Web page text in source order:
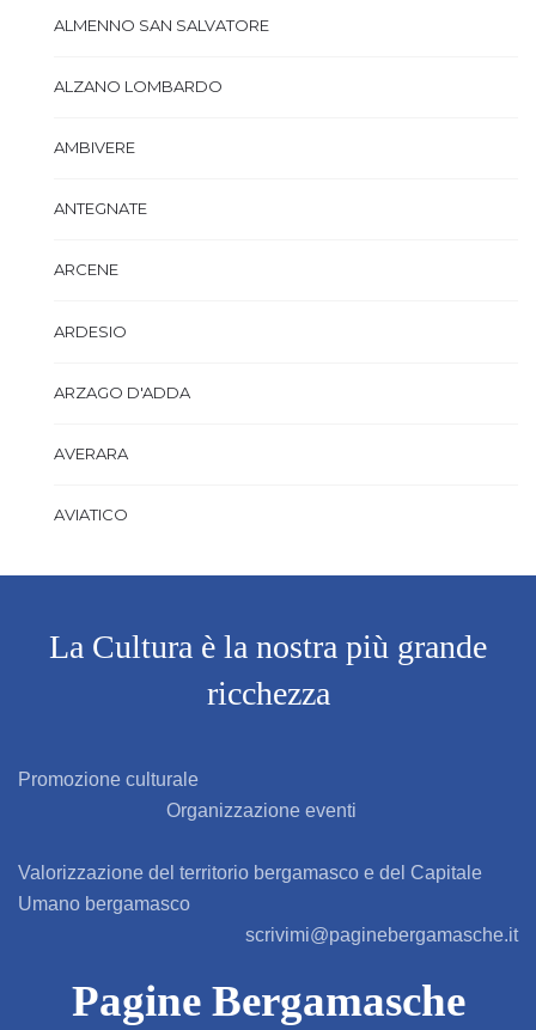
ALMENNO SAN SALVATORE
ALZANO LOMBARDO
AMBIVERE
ANTEGNATE
ARCENE
ARDESIO
ARZAGO D'ADDA
AVERARA
AVIATICO
AZZANO SAN PAOLO
AZZONE
BARIANO
BEDULITA
La Cultura è la nostra più grande
ricchezza
Promozione culturale
Organizzazione eventi
Valorizzazione del territorio bergamasco e del Capitale
Umano bergamasco
scrivimi@paginebergamasche.it
Pagine Bergamasche